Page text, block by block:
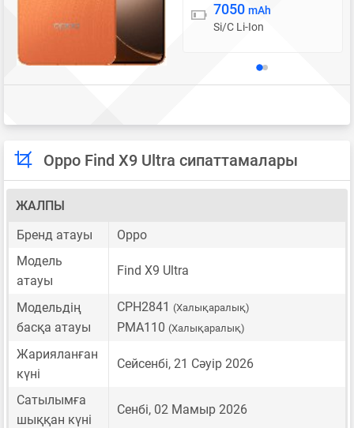
Батарея
7050 mAh
Si/C Li-Ion
Oppo Find X9 Ultra сипаттамалары
ЖАЛПЫ
Бренд атауы
Oppo
Модель
атауы
Find X9 Ultra
Модельдің
басқа атауы
CPH2841 (Халықаралық)
PMA110 (Халықаралық)
Жарияланған
күні
Сейсенбі, 21 Сәуір 2026
Сатылымға
шыққан күні
Сенбі, 02 Мамыр 2026